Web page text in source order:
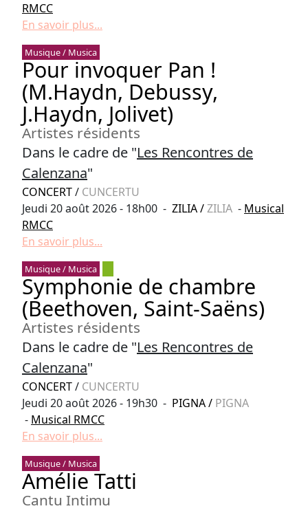
RMCC
En savoir plus...
Musique / Musica
Pour invoquer Pan !
(M.Haydn, Debussy,
J.Haydn, Jolivet)
Artistes résidents
Dans le cadre de "Les Rencontres de
Calenzana"
CONCERT/ CUNCERTU
Jeudi 20 août 2026 - 18h00 - ZILIA/ZILIA - Musical
RMCC
En savoir plus...
Musique / Musica
Symphonie de chambre
(Beethoven, Saint-Saëns)
Artistes résidents
Dans le cadre de "Les Rencontres de
Calenzana"
CONCERT/ CUNCERTU
Jeudi 20 août 2026 - 19h30 - PIGNA/ PIGNA
- Musical RMCC
En savoir plus...
Musique / Musica
Amélie Tatti
Cantu Intimu